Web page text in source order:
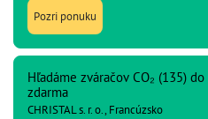
Pozri ponuku
Hľadáme zváračov CO₂ (135)
zdarma
CHRISTAL s. r. o., Francúzsko